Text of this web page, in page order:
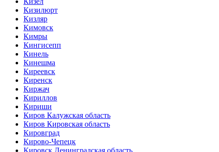
Кизилюрт
Кизляр
Кимовск
Кимры
Кингисепп
Кинель
Кинешма
Киреевск
Киренск
Киржач
Кириллов
Кириши
Киров Калужская область
Киров Кировская область
Кировград
Кирово-Чепецк